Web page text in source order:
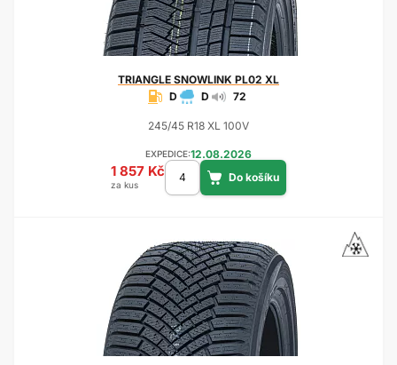
TRIANGLE SNOWLINK PL02 XL
D
D 72
245/45 R18 XL 100V
EXPEDICE:12.08.2026
1 857 Kč
za kus